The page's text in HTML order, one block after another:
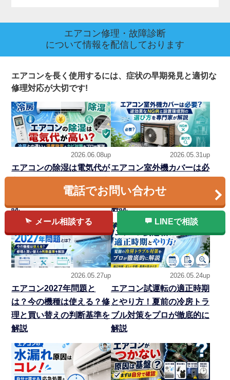
エアコン修理・故障診断
について情報を配信しております
エアコンを長く使用するには、症状の早期発見と適切な
修理対応が大切です!
2026.06.08up
エアコンの除湿は電気代が
設定・カビ対策をプロが解
説
2026.05.31up
エアコン室外機カバーは必
環境別の選び方を専門家が
解説
2026.05.27up
エアコン2027年問題と
は？今の機種は使える？修
理と買い替えの判断基準を
解説
2026.05.24up
エアコン試運転の適正時期
とやり方！夏前の冷房トラ
ブル対策をプロが徹底的に
解説
電話でお問い合わせ
メール相談する LINEで相談